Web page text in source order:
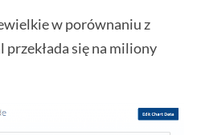
w porównaniu z
przekłada się na miliony